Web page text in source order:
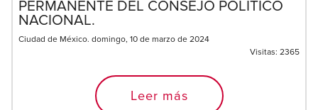
PERMANENTE DEL CONSEJO POLÍTICO
NACIONAL.
Ciudad de México. domingo, 10 de marzo de 2024
Visitas: 2365
Leer más